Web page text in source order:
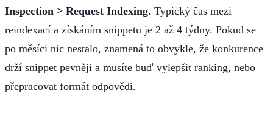
Inspection > Request Indexing. Typický čas mezi
reindexací a získáním snippetu je 2 až 4 týdny. Pokud se
po měsíci nic nestalo, znamená to obvykle, že konkurence
drží snippet pevněji a musíte buď vylepšit ranking, nebo
přepracovat formát odpovědi.